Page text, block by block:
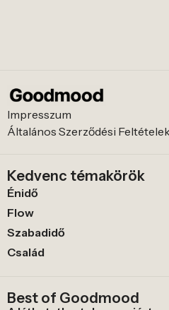
Impresszum
Általános Szerződési
Kedvenc témakörök
Énidő
Flow
Szabadidő
Család
Best of Goodmood